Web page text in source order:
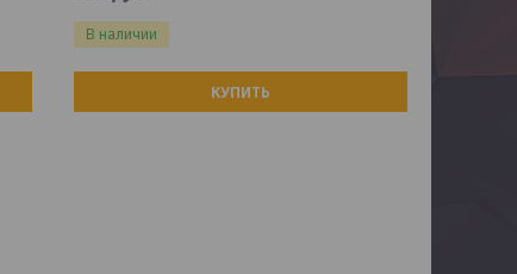
В наличии
КУПИТЬ